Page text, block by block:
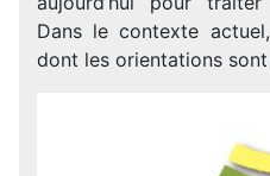
Dans le contexte
dont les orientations